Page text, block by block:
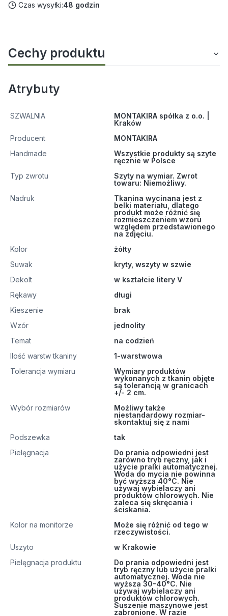
Czas wysyłki:48 godzin
Cechy produktu
Atrybuty
SZWALNIA
MONTAKIRA spółka z o.o. |
Kraków
Producent
MONTAKIRA
Handmade
Wszystkie produkty są szyte
ręcznie w Polsce
Typ zwrotu
Szyty na wymiar. Zwrot
towaru: Niemożliwy.
Nadruk
Tkanina wycinana jest z
belki materiału, dlatego
produkt może różnić się
rozmieszczeniem wzoru
względem przedstawionego
na zdjęciu.
Kolor
żółty
Suwak
kryty, wszyty w szwie
Dekolt
w kształcie litery V
Rękawy
długi
Kieszenie
brak
Wzór
jednolity
Temat
na codzień
Ilość warstw tkaniny
1-warstwowa
Tolerancja wymiaru
Wymiary produktów
wykonanych z tkanin objęte
są tolerancją w granicach
+/- 2 cm.
Wybór rozmiarów
Możliwy także
niestandardowy rozmiar-
skontaktuj się z nami
Podszewka
tak
Pielęgnacja
Do prania odpowiedni jest
zarówno tryb ręczny, jak i
użycie pralki automatycznej.
Woda do mycia nie powinna
być wyższa 40°C. Nie
używaj wybielaczy ani
produktów chlorowych. Nie
zaleca się skręcania i
ściskania.
Kolor na monitorze
Może się różnić od tego w
rzeczywistości.
Uszyto
w Krakowie
Pielęgnacja produktu
Do prania odpowiedni jest
tryb ręczny lub użycie pralki
automatycznej. Woda nie
wyższa 30-40°C. Nie
używaj wybielaczy ani
produktów chlorowych.
Suszenie maszynowe jest
zabronione. W razie